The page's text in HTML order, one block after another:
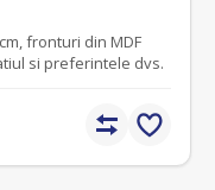
fronturi din MDF
si preferintele dvs.